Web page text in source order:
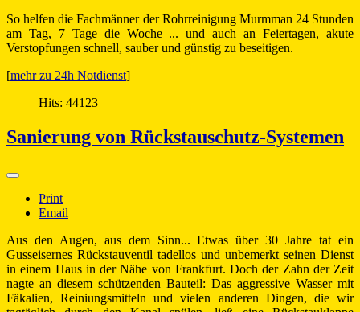
So helfen die Fachmänner der Rohrreinigung Murmman 24 Stunden
am Tag, 7 Tage die Woche ... und auch an Feiertagen, akute
Verstopfungen schnell, sauber und günstig zu beseitigen.
[mehr zu 24h Notdienst]
Hits: 44123
Sanierung von Rückstauschutz-Systemen
Print
Email
Aus den Augen, aus dem Sinn... Etwas über 30 Jahre tat ein
Gusseisernes Rückstauventil tadellos und unbemerkt seinen Dienst
in einem Haus in der Nähe von Frankfurt. Doch der Zahn der Zeit
nagte an diesem schützenden Bauteil: Das aggressive Wasser mit
Fäkalien, Reiniungsmitteln und vielen anderen Dingen, die wir